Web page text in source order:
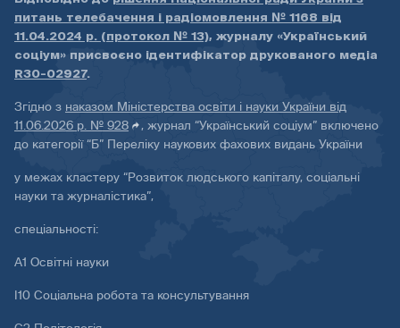
питань телебачення і радіомовлення № 1168 від
11.04.2024 р. (протокол № 13), журналу «Український
соціум» присвоєно ідентифікатор друкованого медіа
R30-02927.
Згідно з наказом Міністерства освіти і науки України від
11.06.2026 р. № 928
, журнал “Український соціум” включено
до категорії “Б” Переліку наукових фахових видань України
у межах кластеру “Розвиток людського капіталу, соціальні
науки та журналістика”,
спеціальності:
А1 Освітні науки
І10 Соціальна робота та консультування